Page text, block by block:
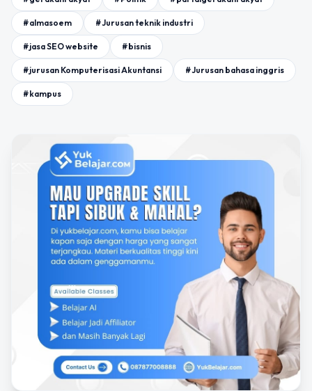
#almasoem #Jurusan teknik industri
#jasa SEO website #bisnis
#jurusan Komputerisasi Akuntansi #Jurusan bahasa inggris
#kampus